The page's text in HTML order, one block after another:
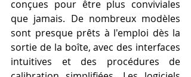
conçues pour être plus conviviales
que jamais. De nombreux modèles
sont presque prêts à l'emploi dès la
sortie de la boîte, avec des interfaces
intuitives et des procédures de